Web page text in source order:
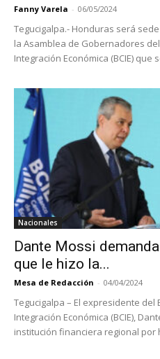
Fanny Varela - 06/05/2024
Tegucigalpa.- Honduras será
la Asamblea de Gobernadores
Integración Económica (BCIE) que
Nacionales
Dante Mossi
que le hizo la...
Mesa de Redacción - 04/04/2024
Tegucigalpa – El expresidente del
Integración Económica (BCIE),
institución financiera regional por